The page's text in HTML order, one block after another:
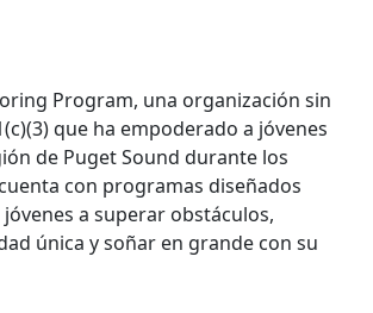
Program, una organización sin
que ha empoderado a jóvenes
de Puget Sound durante los
con programas diseñados
a superar obstáculos,
única y soñar en grande con su